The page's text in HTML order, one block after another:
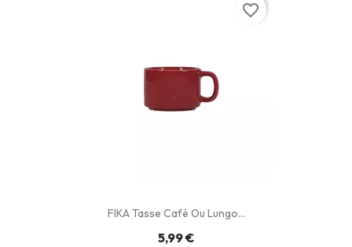
FIKA Tasse Café Ou Lungo...
5,99 €
favorite_border